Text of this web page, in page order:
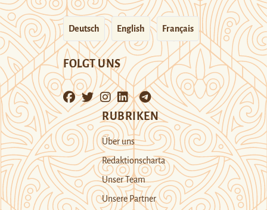
Deutsch English Français
FOLGT UNS
RUBRIKEN
Über uns
Redaktionscharta
Unser Team
Unsere Partner